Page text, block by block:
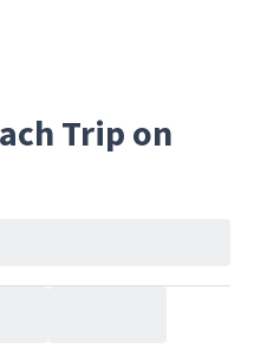
Trip on